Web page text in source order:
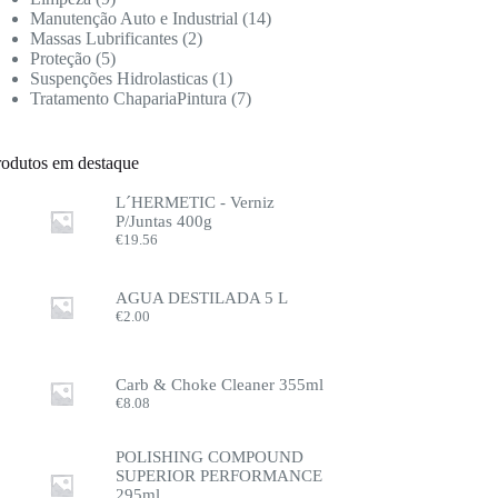
Manutenção Auto e Industrial
14
Massas Lubrificantes 2
Proteção 5
Suspenções Hidrolasticas 1
Tratamento ChapariaPintura
7
em destaque
L´HERMETIC - Verniz
P/Juntas 400g
€19.56
AGUA DESTILADA 5 L
€2.00
Carb & Choke Cleaner 355ml
€8.08
POLISHING COMPOUND
SUPERIOR PERFORMANCE
295ml